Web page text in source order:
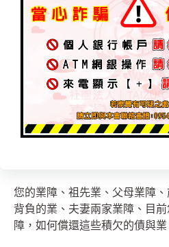
查看您的地府涵蓋了無形的業
輪迴，因果循環，人造就了能
查看了您的功果、福報、累世
先、修行、緣份、思維、觀點、
性、性格！
貪婪、口舌、嫉妒、比較、思
您的業障、祖先業、父母業障
背負的業、夫妻兩家業障、目
障，如何償還這些積欠的債與業